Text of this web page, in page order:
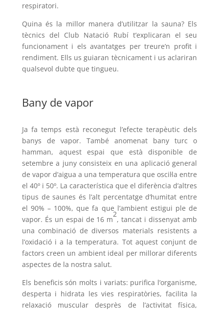
respiratori.
Quina és la millor manera d’utilitzar la sauna? Els
tècnics del Club Natació Rubí t’explicaran el seu
funcionament i els avantatges per treure’n profit i
rendiment. Ells us guiaran tècnicament i us aclariran
qualsevol dubte que tingueu.
Bany de vapor
Ja fa temps està reconegut l’efecte terapèutic dels
banys de vapor. També anomenat bany turc o
hamman, aquest espai que està disponible de
setembre a juny consisteix en una aplicació general
de vapor d’aigua a una temperatura que oscil·la entre
el 40º i 50º. La característica que el diferència d’altres
tipus de saunes és l’alt percentatge d’humitat entre
el 90% – 100%, que fa que l’ambient estigui ple de
vapor. És un espai de 16 m
2
, tancat i dissenyat amb
una combinació de diversos materials resistents a
l’oxidació i a la temperatura. Tot aquest conjunt de
factors creen un ambient ideal per millorar diferents
aspectes de la nostra salut.
Els beneficis són molts i variats: purifica l’organisme,
desperta i hidrata les vies respiratòries, facilita la
relaxació muscular desprès de l’activitat física,